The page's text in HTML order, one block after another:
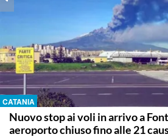
CATANIA
Nuovo stop ai voli in arrivo a
aeroporto chiuso fino alle 21